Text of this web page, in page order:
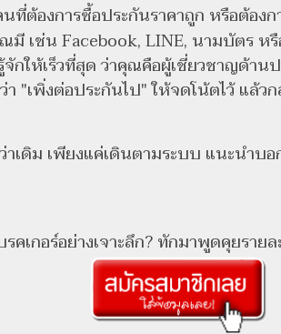
ที่ต้องการซื้อประกันราคาถูก หรือต้องก
เช่น Facebook, LINE, นามบัตร หรื
กให้เร็วที่สุด ว่าคุณคือผู้เชี่ยวชาญด้าน
า "เพิ่งต่อประกันไป" ให้จดโน้ตไว้ แล้
ว่าเดิม เพียงแค่เดินตามระบบ แนะน
เกอร์อย่างเจาะลึก? ทักมาพูดคุยราย